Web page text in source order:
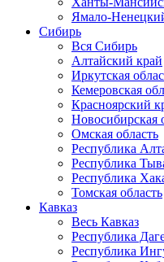
Ямало-
Сибирь
Вся Сибирь
Алтайский край
Иркутская
Кемеровская
Красноярский
Новосибирская
Омская область
Республика
Республика
Республика
Томская область
Кавказ
Весь Кавказ
Республика
Республика